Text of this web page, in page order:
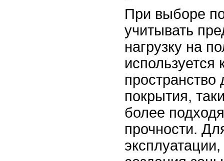
При выборе
учитывать
нагрузку на
используется
пространство
покрытия,
более
прочности.